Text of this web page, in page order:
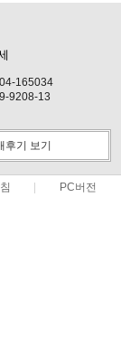
165034
9208-13
후기 보기
PC버전